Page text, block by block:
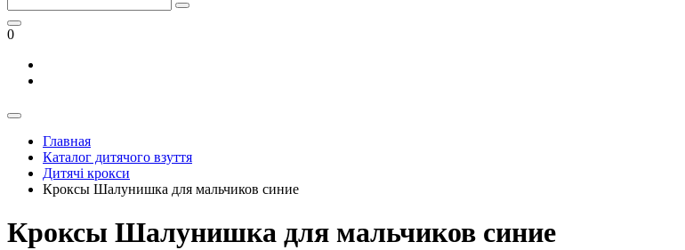
0
Главная
Каталог дитячого взуття
Дитячі крокси
Кроксы Шалунишка для мальчиков синие
Кроксы Шалунишка для мальчиков синие